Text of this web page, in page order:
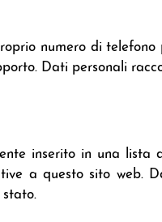
numero di
Dati personali
inserito in una lista
a questo sito web.
stato.